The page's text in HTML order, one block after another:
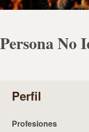
Persona No
Perfil
Profesiones